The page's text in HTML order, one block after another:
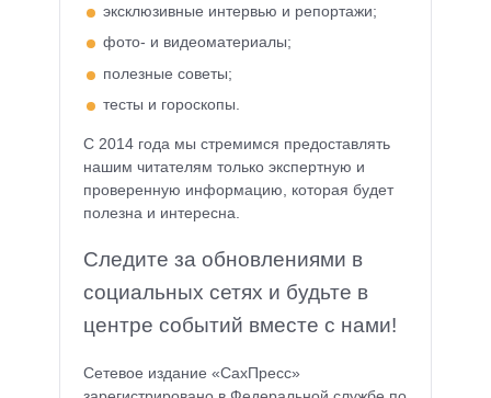
эксклюзивные интервью и репортажи;
фото- и видеоматериалы;
полезные советы;
тесты и гороскопы.
С 2014 года мы стремимся предоставлять
нашим читателям только экспертную и
проверенную информацию, которая будет
полезна и интересна.
Следите за обновлениями в
социальных сетях и будьте в
центре событий вместе с нами!
Сетевое издание «СахПресс»